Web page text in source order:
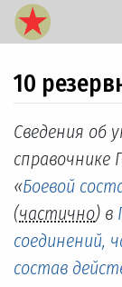
10
Перейти к:навигация
Сведения об
справочнике
«Боевой
(частично) в
соединений,
состав